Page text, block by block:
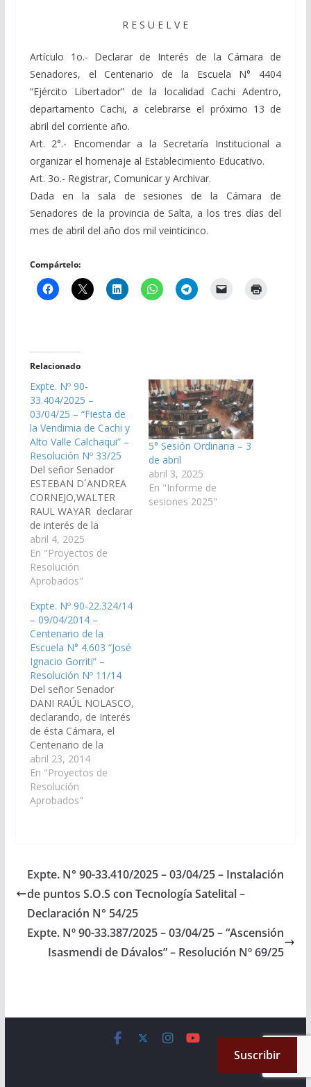
R E S U E L V E
Artículo 1o.- Declarar de Interés de la Cámara de
Senadores, el Centenario de la Escuela N° 4404
“Ejército Libertador” de la localidad Cachi Adentro,
departamento Cachi, a celebrarse el próximo 13 de
abril del corriente año.
Art. 2°.- Encomendar a la Secretaría Institucional a
organizar el homenaje al Establecimiento Educativo.
Art. 3o.- Registrar, Comunicar y Archivar.
Dada en la sala de sesiones de la Cámara de
Senadores de la provincia de Salta, a los tres días del
mes de abril del año dos mil veinticinco.
Compártelo:
Relacionado
Expte. Nº 90-
33.404/2025 –
03/04/25 – “Fiesta de
la Vendimia de Cachi y
Alto Valle Calchaqui” –
Resolución Nº 33/25
Del señor Senador
ESTEBAN D´ANDREA
CORNEJO,WALTER
RAUL WAYAR declarar
de interés de la
Cámara de Senadores
la “Fiesta de la
Vendimia de Cachi y
Alto Valle Calchaqui”
Ejecutivo Municipal de
Cachi junto al sector
vitivinicultor del Alto
Valle Calchaquí, a
realizarse los días 04,
05 y 06…
abril 4, 2025
En "Proyectos de
Resolución
Aprobados"
5° Sesión Ordinaria – 3
de abril
abril 3, 2025
En "Informe de
sesiones 2025"
Expte. Nº 90-22.324/14
– 09/04/2014 –
Centenario de la
Escuela N° 4.603 “José
Ignacio Gorriti” –
Resolución Nº 11/14
Del señor Senador
DANI RAÚL NOLASCO,
declarando, de Interés
de ésta Cámara, el
Centenario de la
Escuela N° 4.603 "José
Ignacio Gorriti", de la
localidad de El Potrero,
departamento de La
22.324/14 – A la
Comisión…
abril 23, 2014
En "Proyectos de
Resolución
Aprobados"
Expte. N° 90-33.410/2025 – 03/04/25 – Instalación
de puntos S.O.S con Tecnología Satelital –
Declaración N° 54/25
Expte. Nº 90-33.387/2025 – 03/04/25 – “Ascensión
Isasmendi de Dávalos” – Resolución Nº 69/25
. All rights reserved.
by ThemeGrill. Powered byWordPress.
Suscribir